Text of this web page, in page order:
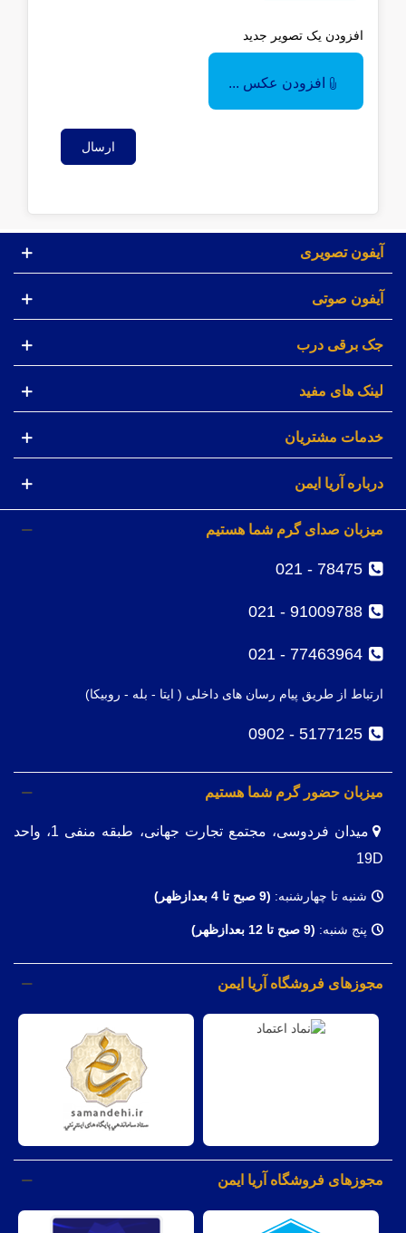
افزودن یک تصویر جدید
افزودن عکس ...
ارسال
آیفون تصویری
آیفون صوتی
جک برقی درب
لینک های مفید
خدمات مشتریان
درباره آریا ایمن
میزبان صدای گرم شما هستیم
78475 - 021
91009788 - 021
77463964 - 021
ارتباط از طریق پیام رسان های داخلی ( ایتا - بله - روبیکا)
5177125 - 0902
میزبان حضور گرم شما هستیم
میدان فردوسی، مجتمع تجارت جهانی، طبقه منفی 1، واحد
19D
شنبه تا چهارشنبه: (9 صبح تا 4 بعدازظهر)
پنج شنبه: (9 صبح تا 12 بعدازظهر)
مجوزهای فروشگاه آریا ایمن
مجوزهای فروشگاه آریا ایمن